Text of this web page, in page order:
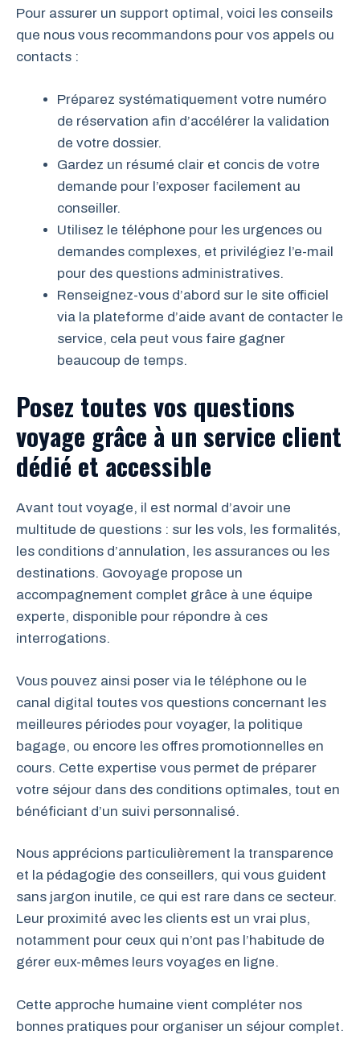
Pour assurer un support optimal, voici les conseils
que nous vous recommandons pour vos appels ou
contacts :
Préparez systématiquement votre numéro
de réservation afin d’accélérer la validation
de votre dossier.
Gardez un résumé clair et concis de votre
demande pour l’exposer facilement au
conseiller.
Utilisez le téléphone pour les urgences ou
demandes complexes, et privilégiez l’e-mail
pour des questions administratives.
Renseignez-vous d’abord sur le site officiel
via la plateforme d’aide avant de contacter le
service, cela peut vous faire gagner
beaucoup de temps.
Posez toutes vos questions
voyage grâce à un service client
dédié et accessible
Avant tout voyage, il est normal d’avoir une
multitude de questions : sur les vols, les formalités,
les conditions d’annulation, les assurances ou les
destinations. Govoyage propose un
accompagnement complet grâce à une équipe
experte, disponible pour répondre à ces
interrogations.
Vous pouvez ainsi poser via le téléphone ou le
canal digital toutes vos questions concernant les
meilleures périodes pour voyager, la politique
bagage, ou encore les offres promotionnelles en
cours. Cette expertise vous permet de préparer
votre séjour dans des conditions optimales, tout en
bénéficiant d’un suivi personnalisé.
Nous apprécions particulièrement la transparence
et la pédagogie des conseillers, qui vous guident
sans jargon inutile, ce qui est rare dans ce secteur.
Leur proximité avec les clients est un vrai plus,
notamment pour ceux qui n’ont pas l’habitude de
gérer eux-mêmes leurs voyages en ligne.
Cette approche humaine vient compléter nos
bonnes pratiques pour organiser un séjour complet.